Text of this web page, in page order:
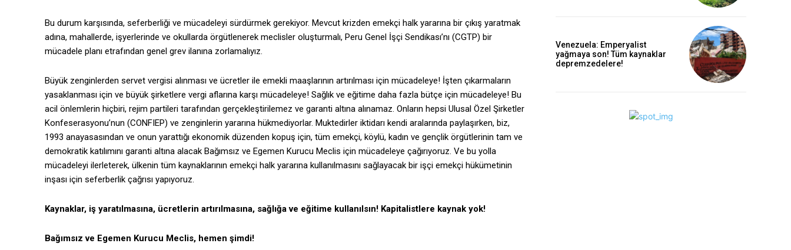
Bu durum karşısında, seferberliği ve mücadeleyi sürdürmek gerekiyor. Mevcut krizden emekçi halk yararına bir çıkış yaratmak
adına, mahallerde, işyerlerinde ve okullarda örgütlenerek meclisler oluşturmalı, Peru Genel İşçi Sendikası’nı (CGTP) bir
mücadele planı etrafından genel grev ilanına zorlamalıyız.
Büyük zenginlerden servet vergisi alınması ve ücretler ile emekli maaşlarının artırılması için mücadeleye! İşten çıkarmaların
yasaklanması için ve büyük şirketlere vergi aflarına karşı mücadeleye! Sağlık ve eğitime daha fazla bütçe için mücadeleye! Bu
acil önlemlerin hiçbiri, rejim partileri tarafından gerçekleştirilemez ve garanti altına alınamaz. Onların hepsi Ulusal Özel Şirketler
Konfeserasyonu’nun (CONFIEP) ve zenginlerin yararına hükmediyorlar. Muktedirler iktidarı kendi aralarında paylaşırken, biz,
1993 anayasasından ve onun yarattığı ekonomik düzenden kopuş için, tüm emekçi, köylü, kadın ve gençlik örgütlerinin tam ve
demokratik katılımını garanti altına alacak Bağımsız ve Egemen Kurucu Meclis için mücadeleye çağırıyoruz. Ve bu yolla
mücadeleyi ilerleterek, ülkenin tüm kaynaklarının emekçi halk yararına kullanılmasını sağlayacak bir işçi emekçi hükümetinin
inşası için seferberlik çağrısı yapıyoruz.
Kaynaklar, iş yaratılmasına, ücretlerin artırılmasına, sağlığa ve eğitime kullanılsın! Kapitalistlere kaynak yok!
Bağımsız ve Egemen Kurucu Meclis, hemen şimdi!
Venezuela: Emperyalist
yağmaya son! Tüm kaynaklar
depremzedelere!